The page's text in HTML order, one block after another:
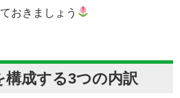
おきましょう
構成する3つの内訳